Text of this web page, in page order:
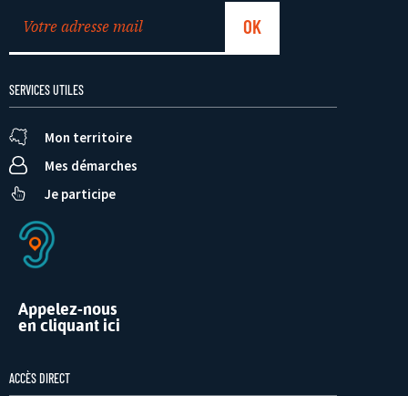
SERVICES UTILES
Mon territoire
Mes démarches
Je participe
Appelez-nous
en cliquant ici
ACCÈS DIRECT